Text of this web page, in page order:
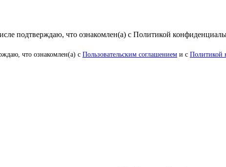
подтверждаю, что ознакомлен(а) с Политикой
что ознакомлен(а) с Пользовательским соглашением и с Политикой